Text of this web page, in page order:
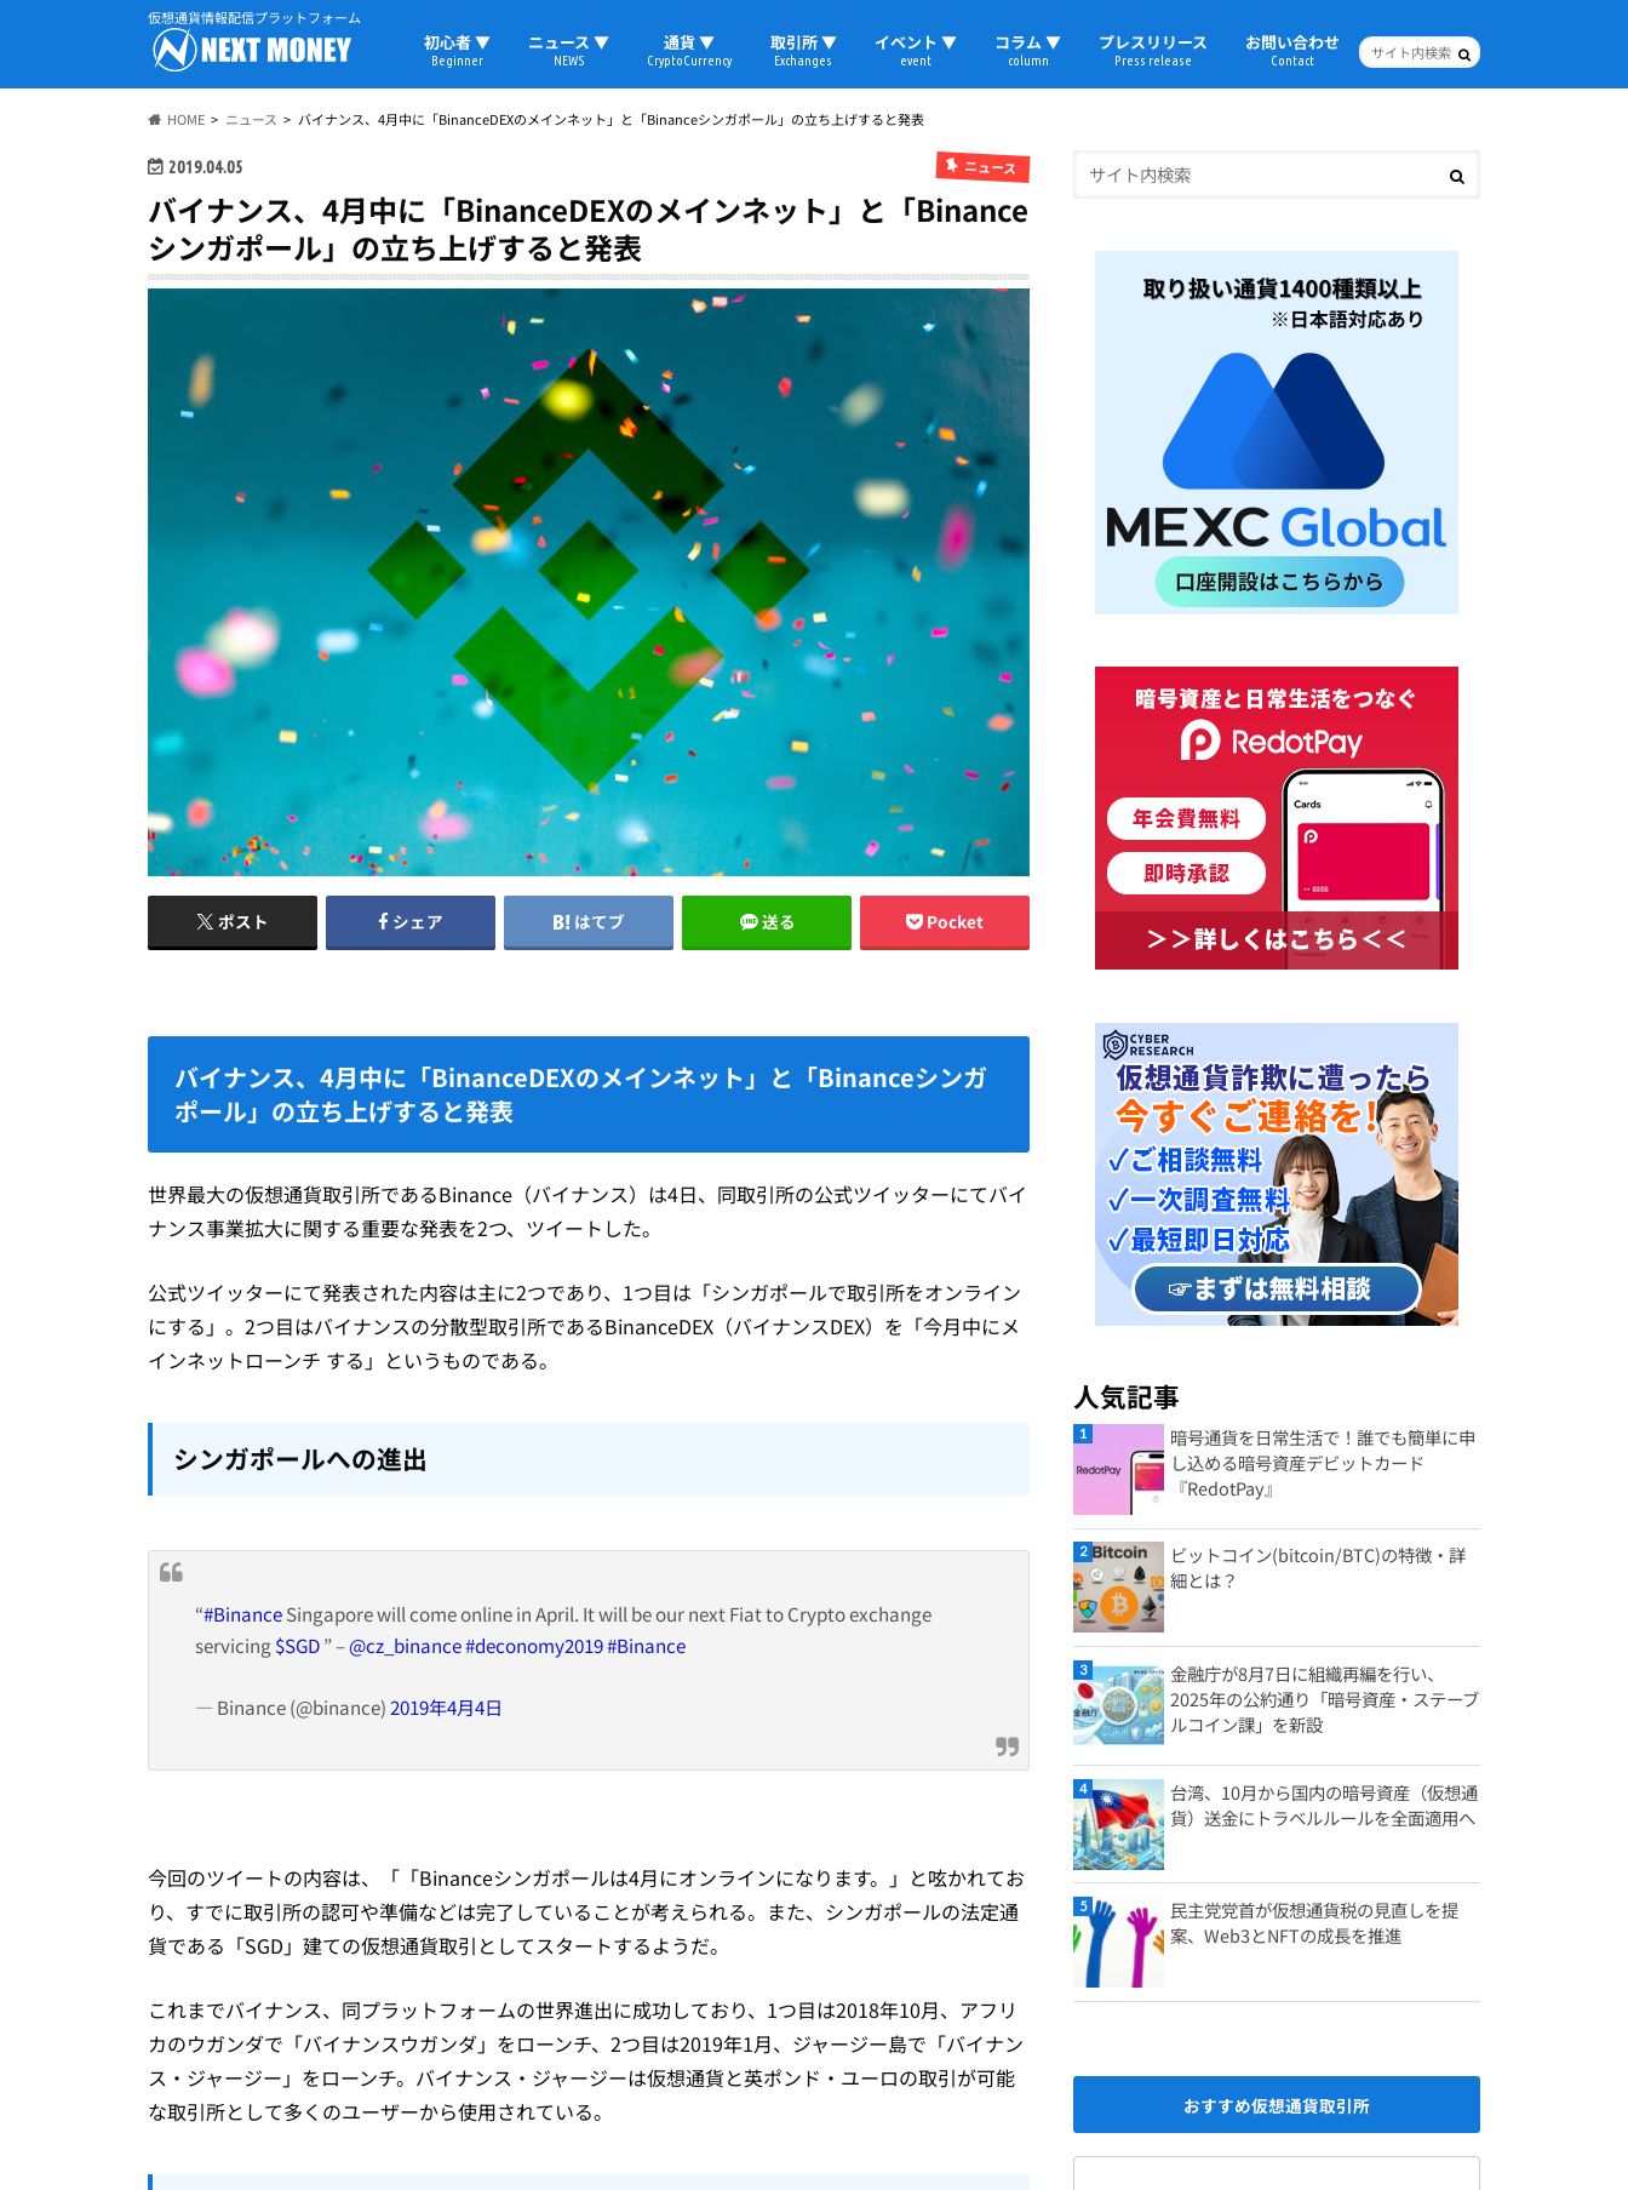
仮想通貨情報配信プラットフォーム
初心者 ▼
Beginner
ニュース ▼
NEWS
通貨 ▼
CryptoCurrency
取引所 ▼
Exchanges
イベント ▼
event
コラム ▼
column
プレスリリース
Press release
お問い合わせ
Contact
HOME ニュース バイナンス、4月中に「BinanceDEXのメインネット」と「Binanceシンガポール」の立ち上げすると発表
2019.04.05 ニュース
バイナンス、4月中に「BinanceDEXのメインネット」と「Binance
シンガポール」の立ち上げすると発表
ポスト シェア はてブ 送る Pocket
バイナンス、4月中に「BinanceDEXのメインネット」と「Binanceシンガ
ポール」の立ち上げすると発表
世界最大の仮想通貨取引所であるBinance（バイナンス）は4日、同取引所の公式ツイッターにてバイ
ナンス事業拡大に関する重要な発表を2つ、ツイートした。
公式ツイッターにて発表された内容は主に2つであり、1つ目は「シンガポールで取引所をオンライン
にする」。2つ目はバイナンスの分散型取引所であるBinanceDEX（バイナンスDEX）を「今月中にメ
インネットローンチ する」というものである。
シンガポールへの進出
“#BinanceSingapore will come online in April. It will be our next Fiat to Crypto exchange
servicing$SGD” –@cz_binance#deconomy2019#Binance
— Binance (@binance)2019年4月4日
今回のツイートの内容は、「「Binanceシンガポールは4月にオンラインになります。」と呟かれてお
り、すでに取引所の認可や準備などは完了していることが考えられる。また、シンガポールの法定通
貨である「SGD」建ての仮想通貨取引としてスタートするようだ。
これまでバイナンス、同プラットフォームの世界進出に成功しており、1つ目は2018年10月、アフリ
カのウガンダで「バイナンスウガンダ」をローンチ、2つ目は2019年1月、ジャージー島で「バイナン
ス・ジャージー」をローンチ。バイナンス・ジャージーは仮想通貨と英ポンド・ユーロの取引が可能
な取引所として多くのユーザーから使用されている。
人気記事
暗号通貨を日常生活で！誰でも簡単に申
し込める暗号資産デビットカード
『RedotPay』
ビットコイン(bitcoin/BTC)の特徴・詳
細とは？
金融庁が8月7日に組織再編を行い、
2025年の公約通り「暗号資産・ステーブ
ルコイン課」を新設
台湾、10月から国内の暗号資産（仮想通
貨）送金にトラベルルールを全面適用へ
民主党党首が仮想通貨税の見直しを提
案、Web3とNFTの成長を推進
おすすめ仮想通貨取引所